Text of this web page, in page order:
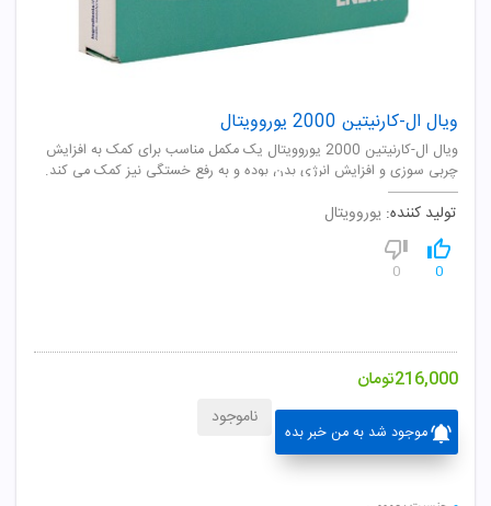
ویال ال-کارنیتین 2000 یوروویتال
ویال ال-کارنیتین 2000 یوروویتال یک مکمل مناسب برای کمک به افزایش
چربی سوزی و افزایش انرژی بدن بوده و به رفع خستگی نیز کمک می کند.
تولید کننده: یوروویتال
0
0
216,000تومان
موجود شد به من خبر بده
ناموجود